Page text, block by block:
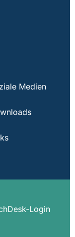
Medien
Login